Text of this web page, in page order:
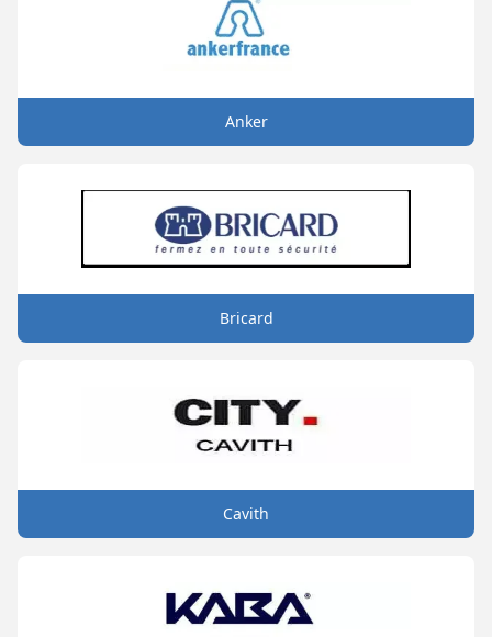
Anker
Bricard
Cavith